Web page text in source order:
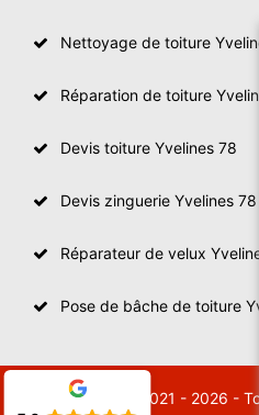
Nettoyage de toiture
Réparation de toiture
Devis toiture Yvelines 78
Devis zinguerie Yvelines 78
Réparateur de velux
Pose de bâche de toiture
© 2021 - 2026 -